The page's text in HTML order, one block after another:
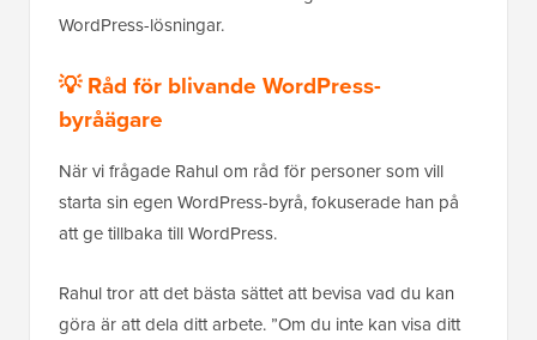
WordPress-lösningar.
💡 Råd för blivande WordPress-
byråägare
När vi frågade Rahul om råd för personer som vill
starta sin egen WordPress-byrå, fokuserade han på
att ge tillbaka till WordPress.
Rahul tror att det bästa sättet att bevisa vad du kan
göra är att dela ditt arbete. ”Om du inte kan visa ditt